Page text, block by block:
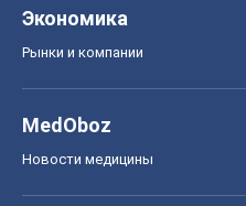
Экономика
Рынки и компании
MedOboz
Новости медицины